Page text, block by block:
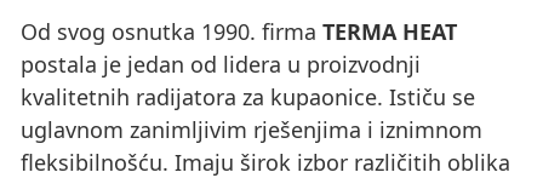
Od svog osnutka 1990. firma TERMA HEAT
postala je jedan od lidera u proizvodnji
kvalitetnih radijatora za kupaonice. Ističu se
uglavnom zanimljivim rješenjima i iznimnom
fleksibilnošću. Imaju širok izbor različitih oblika